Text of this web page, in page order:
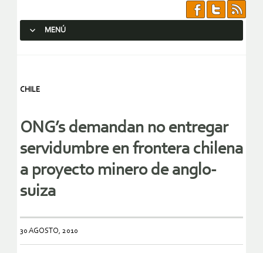
MENÚ
CHILE
ONG’s demandan no entregar
servidumbre en frontera chilena
a proyecto minero de anglo-
suiza
30 AGOSTO, 2010